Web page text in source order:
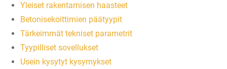
Yleiset rakentamisen haasteet
Betonisekoittimien päätyypit
Tärkeimmät tekniset parametrit
Tyypilliset sovellukset
Usein kysytyt kysymykset